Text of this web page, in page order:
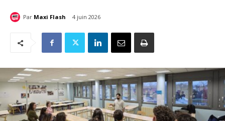
Par Maxi Flash 4 juin 2026